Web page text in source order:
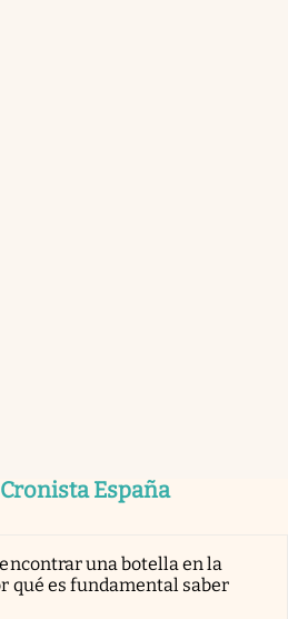
España
una botella en la
qué es fundamental saber